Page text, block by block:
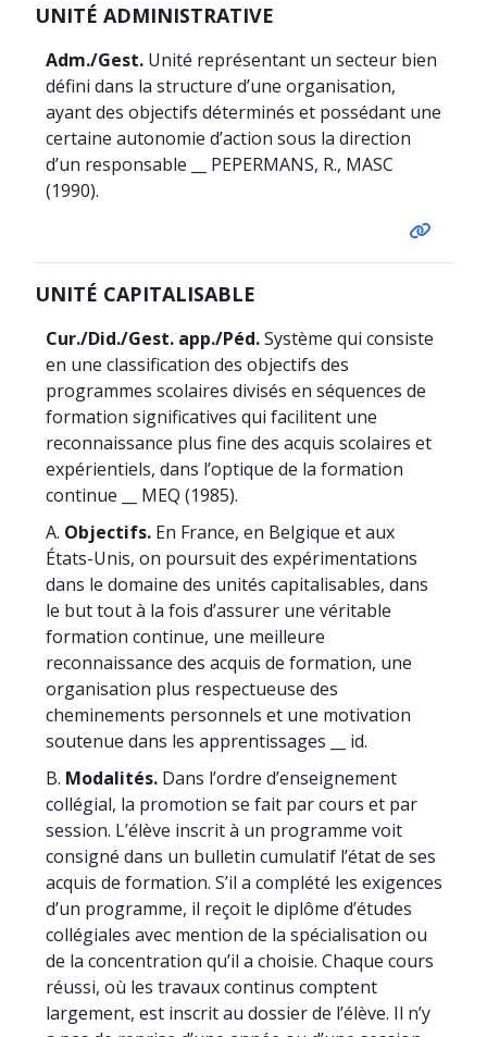
UNITÉ ADMINISTRATIVE
Adm./Gest.Unité représentant un secteur bien
défini dans la structure d’une organisation,
ayant des objectifs déterminés et possédant une
certaine autonomie d’action sous la direction
d’un responsable __ PEPERMANS, R., MASC
(1990).
UNITÉ CAPITALISABLE
Cur./Did./Gest. app./Péd.Système qui consiste
en une classification des objectifs des
programmes scolaires divisés en séquences de
formation significatives qui facilitent une
reconnaissance plus fine des acquis scolaires et
expérientiels, dans l’optique de la formation
continue __ MEQ (1985).
A. Objectifs. En France, en Belgique et aux
États-Unis, on poursuit des expérimentations
dans le domaine des unités capitalisables, dans
le but tout à la fois d’assurer une véritable
formation continue, une meilleure
reconnaissance des acquis de formation, une
organisation plus respectueuse des
cheminements personnels et une motivation
soutenue dans les apprentissages __ id.
B. Modalités. Dans l’ordre d’enseignement
collégial, la promotion se fait par cours et par
session. L’élève inscrit à un programme voit
consigné dans un bulletin cumulatif l’état de ses
acquis de formation. S’il a complété les exigences
d’un programme, il reçoit le diplôme d’études
collégiales avec mention de la spécialisation ou
de la concentration qu’il a choisie. Chaque cours
réussi, où les travaux continus comptent
largement, est inscrit au dossier de l’élève. Il n’y